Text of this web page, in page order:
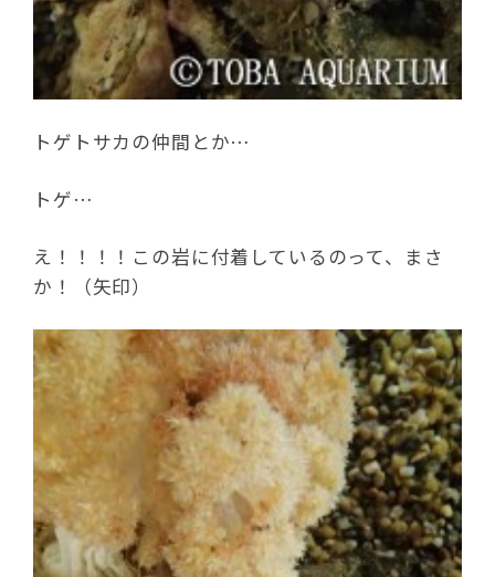
トゲトサカの仲間とか…
トゲ…
え！！！！この岩に付着しているのって、まさ
か！（矢印）